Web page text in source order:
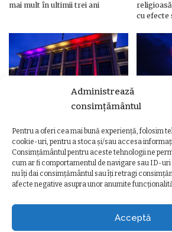
Administrează
consimțământul
Pentru a oferi cea mai bună experiență, folosim
cookie-uri, pentru a stoca și/sau accesa
Consimțământul pentru aceste tehnologii ne
cum ar fi comportamentul de navigare sau ID-uri
nu îți dai consimțământul sau îți retragi
afecte negative asupra unor anumite
Acceptă
mai mult în ultimii trei ani
cu efecte
Ziua Unirii Principatelor Române
– Clădiri și poduri din Cluj,
iluminate în culorile drapelului
Ziua